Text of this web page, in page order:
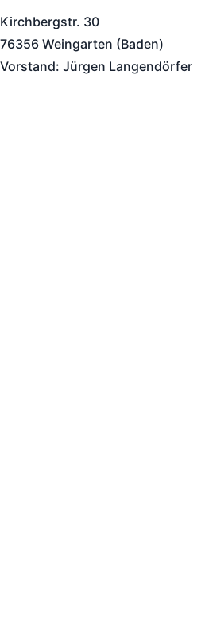
Kirchbergstr. 30
76356 Weingarten (Baden)
Vorstand: Jürgen Langendörfer